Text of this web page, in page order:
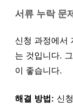
서류 누락 문
신청 과정에서
는 것입니다.
이 좋습니다.
해결 방법: 신